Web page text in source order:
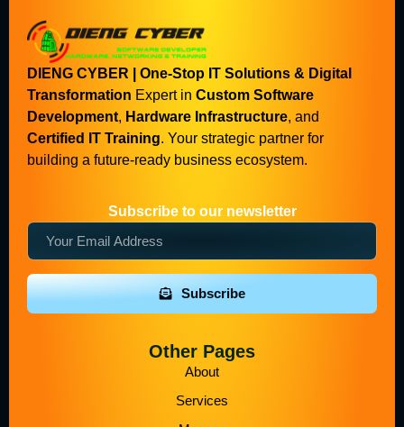
DIENG CYBER | One-Stop IT Solutions & Digital
Transformation Expert in Custom Software
Development, Hardware Infrastructure, and
Certified IT Training. Your strategic partner for
building a future-ready business ecosystem.
Subscribe to our newsletter
Subscribe
Other Pages
About
Services